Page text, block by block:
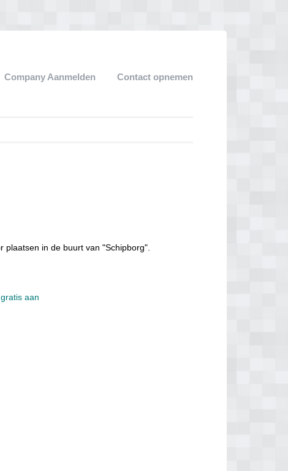
Company Aanmelden Contact opnemen
in de buurt van "Schipborg".
aan